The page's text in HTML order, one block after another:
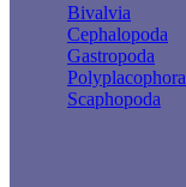
Bivalvia
Cephalopoda
Gastropoda
Polyplacophora
Scaphopoda